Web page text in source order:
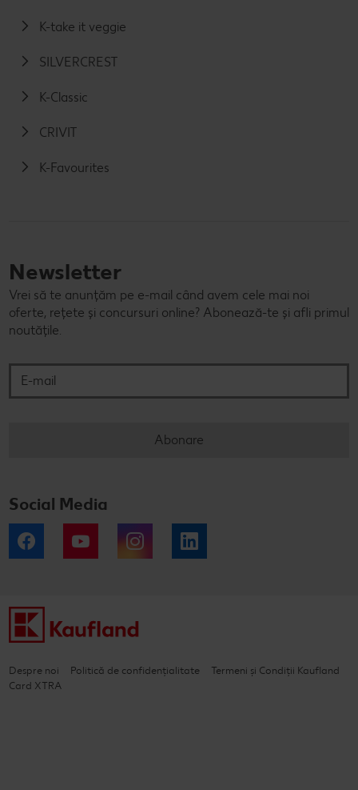
K-take it veggie
SILVERCREST
K-Classic
CRIVIT
K-Favourites
Newsletter
Vrei să te anunțăm pe e-mail când avem cele mai noi
oferte, rețete și concursuri online? Abonează-te și afli primul
noutățile.
Abonare
Social Media
Facebook YouTube Instagram
Despre noi Politică de confidențialitate
Termeni și Condiții Kaufland
Card XTRA